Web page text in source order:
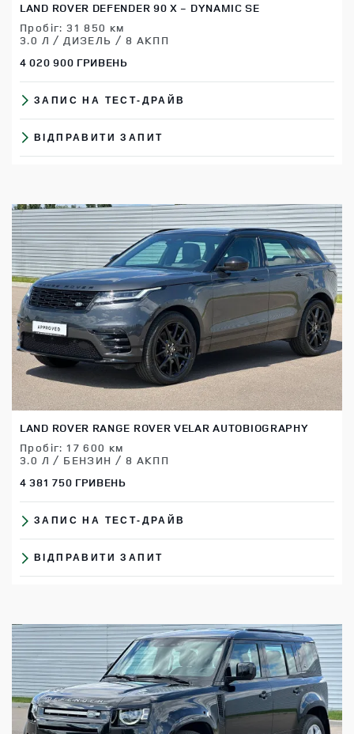
LAND ROVER DEFENDER 90 X - DYNAMIC SE
Пробіг: 31 850 км
3.0 Л / ДИЗЕЛЬ / 8 АКПП
4 020 900 ГРИВЕНЬ
ЗАПИС НА ТЕСТ-ДРАЙВ
ВІДПРАВИТИ ЗАПИТ
LAND ROVER RANGE ROVER VELAR AUTOBIOGRAPHY
Пробіг: 17 600 км
3.0 Л / БЕНЗИН / 8 АКПП
4 381 750 ГРИВЕНЬ
ЗАПИС НА ТЕСТ-ДРАЙВ
ВІДПРАВИТИ ЗАПИТ